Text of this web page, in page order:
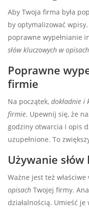
Aby Twoja firma była
by optymalizować
poprawne wypełnianie
słów kluczowych w opisach
Poprawne
firmie
Na początek,dokładnie i
firmie. Upewnij się, że
godziny otwarcia i opis
uzupełnione. To
Używanie
Ważne jest też
opisach Twojej firmy.
działalnością. Umieść